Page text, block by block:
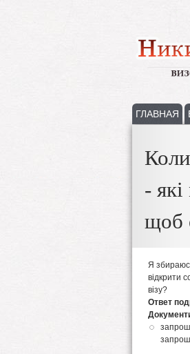
ГЛАВНАЯ
-
щоб
Я
відкрити
візу?
Ответ